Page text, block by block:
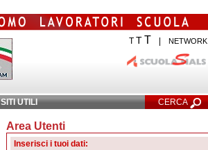
T TT NETWORK
SITI UTILI CERCA
Ricerca Avanzata
Area Utenti
Inserisci i tuoi dati: